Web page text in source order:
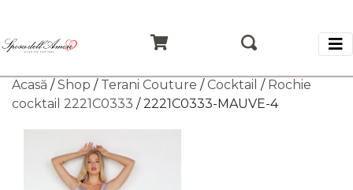
Acasă /Shop / Terani Couture / Cocktail / Rochie
cocktail 2221C0333 / 2221C0333-MAUVE-4